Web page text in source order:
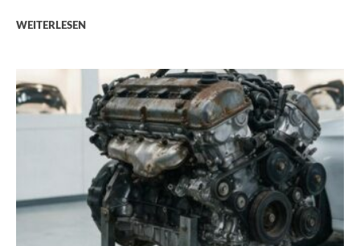
WEITERLESEN